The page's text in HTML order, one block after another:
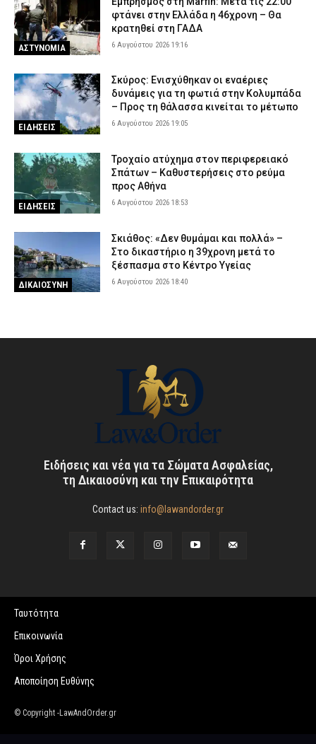
ΑΣΤΥΝΟΜΙΑ
φτάνει στην Ελλάδα η 46χρονη – Θα
κρατηθεί στη ΓΑΔΑ
6 Αυγούστου 2026 19:16
ΕΙΔΗΣΕΙΣ
Σκύρος: Ενισχύθηκαν οι εναέριες
δυνάμεις για τη φωτιά στην Κολυμπάδα
– Προς τη θάλασσα κινείται το μέτωπο
6 Αυγούστου 2026 19:05
ΕΙΔΗΣΕΙΣ
Τροχαίο ατύχημα στον περιφερειακό
Σπάτων – Καθυστερήσεις στο ρεύμα
προς Αθήνα
6 Αυγούστου 2026 18:53
ΔΙΚΑΙΟΣΥΝΗ
Σκιάθος: «Δεν θυμάμαι και πολλά» –
Στο δικαστήριο η 39χρονη μετά το
ξέσπασμα στο Κέντρο Υγείας
6 Αυγούστου 2026 18:40
Ειδήσεις και νέα για τα Σώματα Ασφαλείας,
τη Δικαιοσύνη και την Επικαιρότητα
Contact us: info@lawandorder.gr
Ταυτότητα
Επικοινωνία
Όροι Χρήσης
Αποποίηση Ευθύνης
© Copyright -LawAndOrder.gr